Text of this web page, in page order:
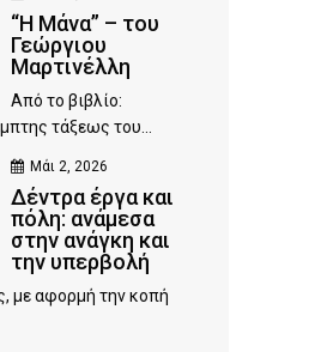
“Η Μάνα” – του
Γεώργιου
Μαρτινέλλη
Από το βιβλίο:
τάξεως του...
Μάι 2, 2026
Δέντρα έργα και
πόλη: ανάμεσα
στην ανάγκη και
την υπερβολή
με αφορμή την κοπή